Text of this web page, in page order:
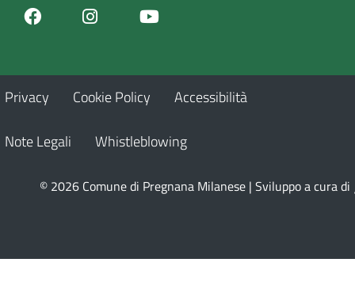
FacebookInstagram
Privacy Cookie Policy Accessibilità
Note Legali Whistleblowing
© 2026 Comune di Pregnana Milanese | Sviluppo a cura di